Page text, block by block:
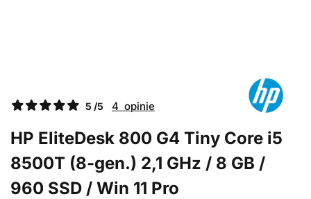
5 /5 4 opinie
HP EliteDesk 800 G4 Tiny Core i5
8500T (8-gen.) 2,1 GHz / 8 GB /
960 SSD / Win 11 Pro